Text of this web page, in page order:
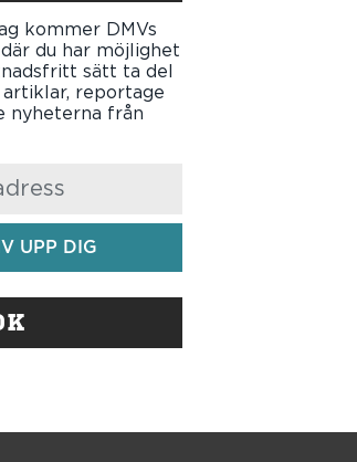
kommer DMVs
du har möjlighet
sätt ta del
reportage
nyheterna från
UPP DIG